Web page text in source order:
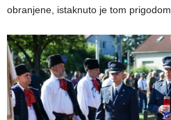
obranjene, istaknuto je tom prigodom.